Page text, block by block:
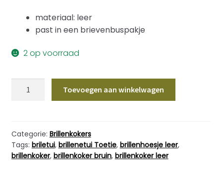
materiaal: leer
past in een brievenbuspakje
2 op voorraad
Brillenkoker
S
aantal
Toevoegen aan winkelwagen
Categorie: Brillenkokers
Tags: briletui, brillenetui Toetie, brillenhoesje leer,
brillenkoker, brillenkoker bruin, brillenkoker leer